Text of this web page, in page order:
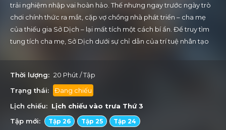
trải nghiệm nhập vai hoàn hảo. Thế nhưng ngay trước ngày trò
chơi chính thức ra mắt, cặp vợ chồng nhà phát triển – cha mẹ
của thiếu gia Sở Dịch – lại mất tích một cách bí ẩn. Để truy tìm
tung tích cha mẹ, Sở Dịch dưới sự chỉ dẫn của trí tuệ nhân tạo
cậu dần tập hợp được một nhóm bạn đồng hành, cùng chiến
đấu, cùng khám phá. Trải qua nhiều sóng gió, họ phát hiện ra sự
mất tích của cha mẹ có liên quan đến một tổ chức thần bí
“giải cứu” thế giới Kỷ Nguyên, Sở Dịch không ngừng tung ra
Thời lượng: 20 Phút / Tập
Trạng thái:
Đang chiếu
Lịch chiếu: Lịch chiếu vào trưa Thứ 3
Tập mới:
Tập 26 Tập 25 Tập 24